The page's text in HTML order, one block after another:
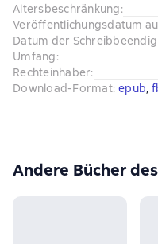
Altersbeschränkung:
Veröffentlichungsdatum
Datum der
Umfang:
Rechteinhaber:
Download-Format: epub,
Andere Bücher